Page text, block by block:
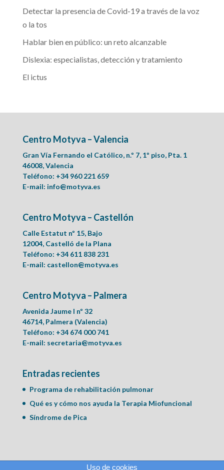
Detectar la presencia de Covid-19 a través de la voz
o la tos
Hablar bien en público: un reto alcanzable
Dislexia: especialistas, detección y tratamiento
El ictus
Centro Motyva – Valencia
Gran Vía Fernando el Católico, n.º 7, 1º piso, Pta. 1
46008, Valencia
Teléfono: +34 960 221 659
E-mail: info@motyva.es
Centro Motyva – Castellón
Calle Estatut nº 15, Bajo
12004, Castelló de la Plana
Teléfono: +34 611 838 231
E-mail: castellon@motyva.es
Centro Motyva – Palmera
Avenida Jaume I nº 32
46714, Palmera (Valencia)
Teléfono: +34 674 000 741
E-mail: secretaria@motyva.es
Entradas recientes
Programa de rehabilitación pulmonar
Qué es y cómo nos ayuda la Terapia Miofuncional
Síndrome de Pica
Uso de cookies